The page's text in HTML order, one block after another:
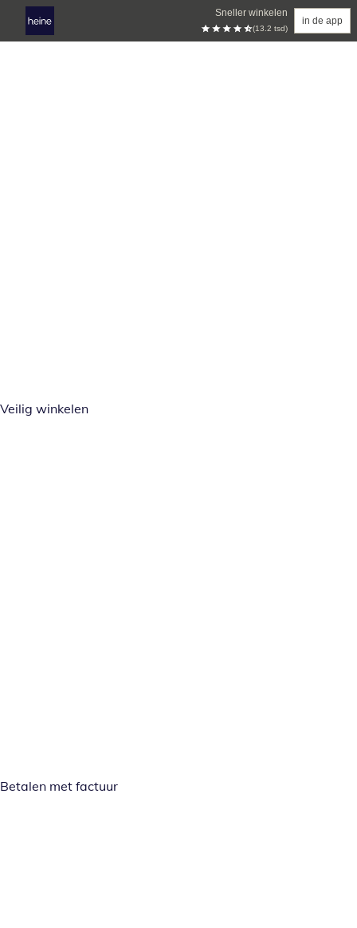
Sneller winkelen
(13.2 tsd)
in de app
Veilig winkelen
Betalen met factuur